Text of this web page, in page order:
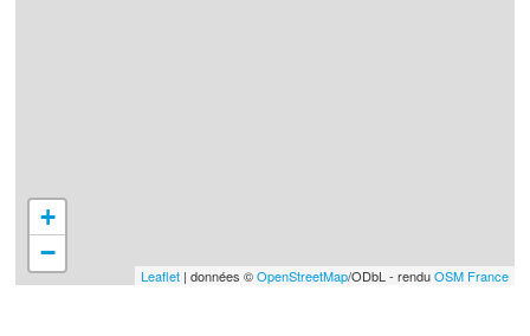
+
−
Leaflet| données ©OpenStreetMap/ODbL - renduOSM France